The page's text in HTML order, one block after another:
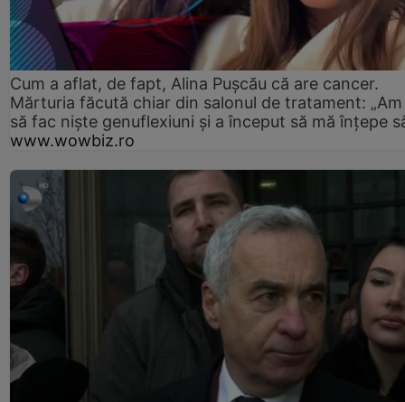
Cum a aflat, de fapt, Alina Pușcău că are cancer.
Mărturia făcută chiar din salonul de tratament:
să fac niște genuflexiuni și a început să mă înțepe
www.wowbiz.ro